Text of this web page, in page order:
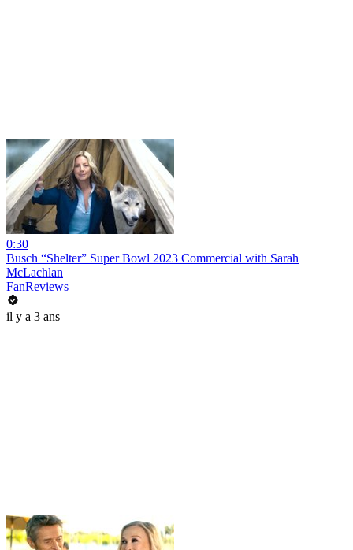
0:30
Busch “Shelter” Super Bowl 2023 Commercial with Sarah
McLachlan
FanReviews
il y a 3 ans